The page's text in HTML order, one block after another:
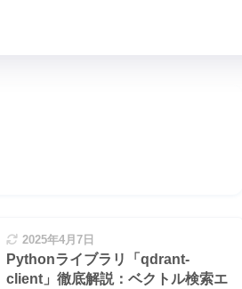
2025年4月7日
Pythonライブラリ「qdrant-
client」徹底解説：ベクトル検索エ